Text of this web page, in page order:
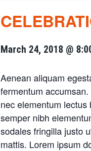
March 24, 2018 @
Aenean aliquam
fermentum
nec elementum
semper nibh
sodales fringilla justo
mattis. Lorem ipsum